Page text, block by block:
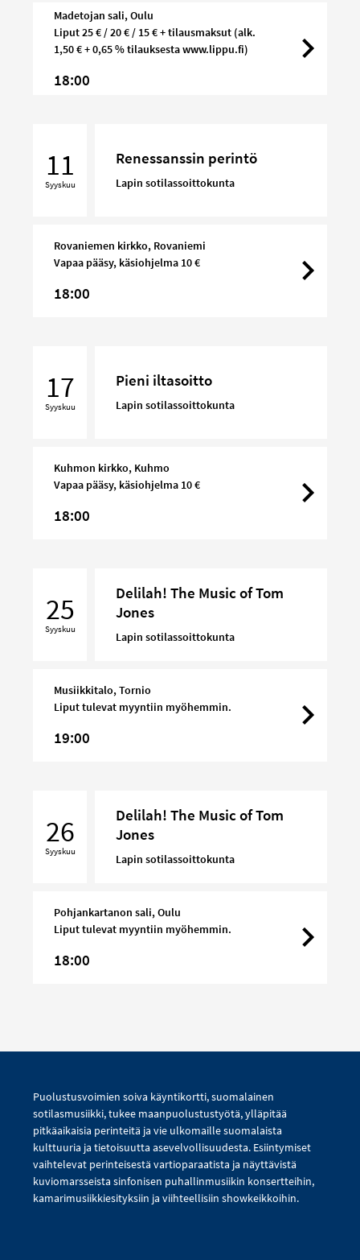
Madetojan sali, Oulu
Liput 25 € / 20 € / 15 € + tilausmaksut (alk.
1,50 € + 0,65 % tilauksesta www.lippu.fi)
18:00
11
Syyskuu
Renessanssin perintö
Lapin sotilassoittokunta
Rovaniemen kirkko, Rovaniemi
Vapaa pääsy, käsiohjelma 10 €
18:00
17
Syyskuu
Pieni iltasoitto
Lapin sotilassoittokunta
Kuhmon kirkko, Kuhmo
Vapaa pääsy, käsiohjelma 10 €
18:00
Music
25
Syyskuu
Delilah! The Music of Tom
Jones
Lapin sotilassoittokunta
Musiikkitalo, Tornio
Liput tulevat myyntiin myöhemmin.
19:00
Music
26
Syyskuu
Delilah! The Music of Tom
Jones
Lapin sotilassoittokunta
Pohjankartanon sali, Oulu
Liput tulevat myyntiin myöhemmin.
18:00
Puolustusvoimien soiva käyntikortti, suomalainen
sotilasmusiikki, tukee maanpuolustustyötä, ylläpitää
pitkäaikaisia perinteitä ja vie ulkomaille suomalaista
kulttuuria ja tietoisuutta asevelvollisuudesta. Esiintymiset
vaihtelevat perinteisestä vartioparaatista ja näyttävistä
kuviomarsseista sinfonisen puhallinmusiikin konsertteihin,
kamarimusiikkiesityksiin ja viihteellisiin showkeikkoihin.